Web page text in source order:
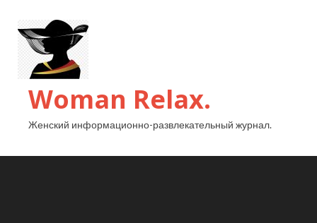
Woman Relax.
Женский информационно-развлекательный журнал.